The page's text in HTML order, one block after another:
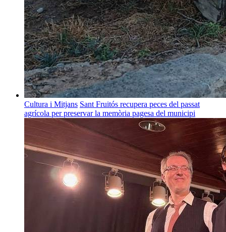
Cultura i Mitjans Sant Fruitós recupera peces del passat
agrícola per preservar la memòria pagesa del municipi